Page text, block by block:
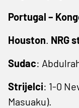
Portugal –
Houston. NRG
Sudac:
Strijelci: 1-0
Masuaku).